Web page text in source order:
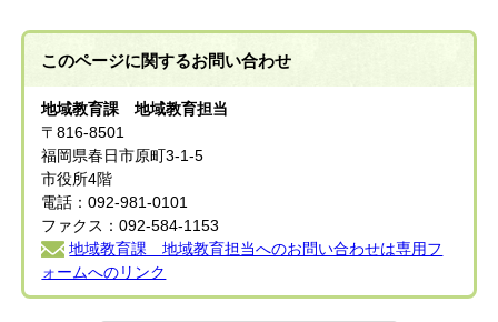
このページに関するお問い合わせ
地域教育課 地域教育担当
〒816-8501
福岡県春日市原町3-1-5
市役所4階
電話：092-981-0101
ファクス：092-584-1153
地域教育課 地域教育担当へのお問い合わせは専用フ
ォームへのリンク